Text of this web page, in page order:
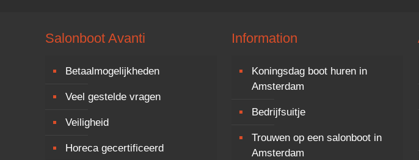
Salonboot Avanti
Betaalmogelijkheden
Veel gestelde vragen
Veiligheid
Horeca gecertificeerd
Information
Koningsdag boot huren in
Amsterdam
Bedrijfsuitje
Trouwen op een salonboot in
Amsterdam